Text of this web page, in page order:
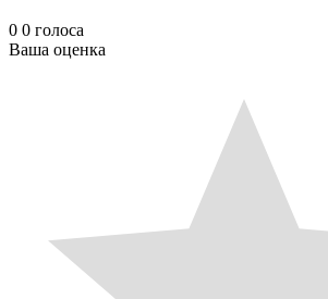
0 0 голоса
Ваша оценка